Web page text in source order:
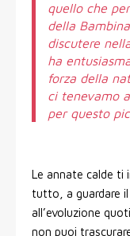
quello che
della
discutere
ha
forza della
ci tenevamo
per questo
Le annate calde ti
tutto, a guardare
all’evoluzione
non puoi